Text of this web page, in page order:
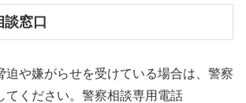
談窓口
迫や嫌がらせを受けている場合は、警察
てください。警察相談専用電話